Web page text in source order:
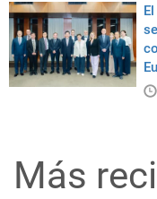
Más